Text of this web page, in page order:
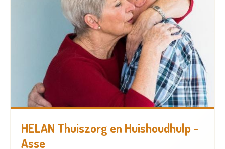
HELAN Thuiszorg en Huishoudhulp -
Asse